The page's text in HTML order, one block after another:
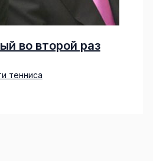
во второй раз
тенниса